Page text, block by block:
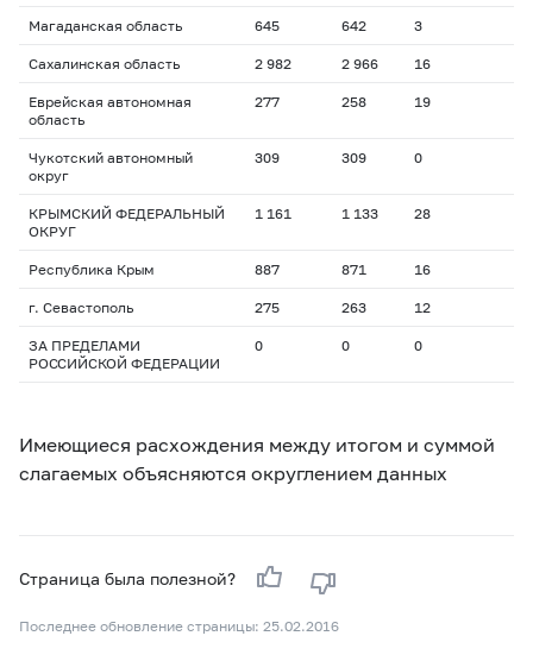
Магаданская область 645 642 3
Сахалинская область 2 982 2 966 16
Еврейская автономная
область
277 258 19
Чукотский автономный
округ
309 309 0
КРЫМСКИЙ ФЕДЕРАЛЬНЫЙ
ОКРУГ
1 161 1 133 28
Республика Крым 887 871 16
г. Севастополь 275 263 12
ЗА ПРЕДЕЛАМИ
РОССИЙСКОЙ ФЕДЕРАЦИИ
0 0 0
Имеющиеся расхождения между итогом и суммой
слагаемых объясняются округлением данных
Страница была полезной?
Последнее обновление страницы: 25.02.2016